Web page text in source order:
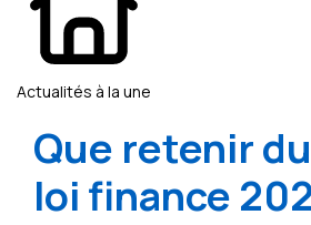
Actualités à la une
Que retenir
loi finance